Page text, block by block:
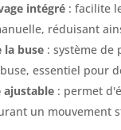
intégré :facilite
réduisant
la buse :système de
essentiel pour
ajustable : permet
un mouvement